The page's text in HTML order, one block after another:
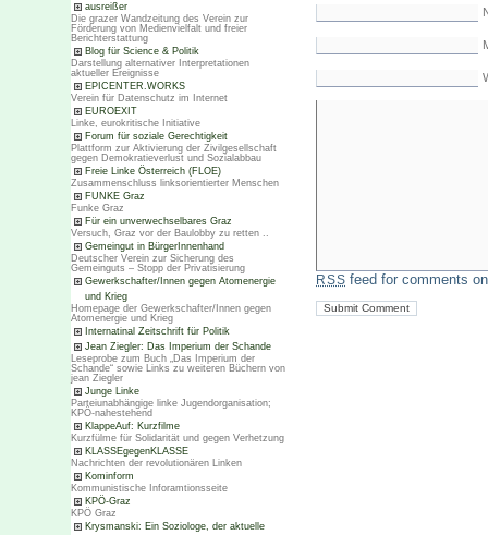
ausreißer
Die grazer Wandzeitung des Verein zur
Förderung von Medienvielfalt und freier
Berichterstattung
Blog für Science & Politik
Darstellung alternativer Interpretationen
aktueller Ereignisse
EPICENTER.WORKS
Verein für Datenschutz im Internet
EUROEXIT
Linke, eurokritische Initiative
Forum für soziale Gerechtigkeit
Plattform zur Aktivierung der Zivilgesellschaft
gegen Demokratieverlust und Sozialabbau
Freie Linke Österreich (FLOE)
Zusammenschluss linksorientierter Menschen
FUNKE Graz
Funke Graz
Für ein unverwechselbares Graz
Versuch, Graz vor der Baulobby zu retten ..
Gemeingut in BürgerInnenhand
Deutscher Verein zur Sicherung des
Gemeinguts – Stopp der Privatisierung
Gewerkschafter/Innen gegen Atomenergie
und Krieg
Homepage der Gewerkschafter/Innen gegen
Atomenergie und Krieg
Internatinal Zeitschrift für Politik
Jean Ziegler: Das Imperium der Schande
Leseprobe zum Buch „Das Imperium der
Schande“ sowie Links zu weiteren Büchern von
jean Ziegler
Junge Linke
Parteiunabhängige linke Jugendorganisation;
KPÖ-nahestehend
KlappeAuf: Kurzfilme
Kurzfülme für Solidarität und gegen Verhetzung
KLASSEgegenKLASSE
Nachrichten der revolutionären Linken
Kominform
Kommunistische Inforamtionsseite
KPÖ-Graz
KPÖ Graz
Krysmanski: Ein Soziologe, der aktuelle
RSS feed for comments